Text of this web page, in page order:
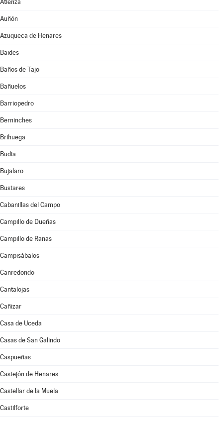
Atienza
Auñón
Azuqueca de Henares
Baides
Baños de Tajo
Bañuelos
Barriopedro
Berninches
Brihuega
Budia
Bujalaro
Bustares
Cabanillas del Campo
Campillo de Dueñas
Campillo de Ranas
Campisábalos
Canredondo
Cantalojas
Cañizar
Casa de Uceda
Casas de San Galindo
Caspueñas
Castejón de Henares
Castellar de la Muela
Castilforte